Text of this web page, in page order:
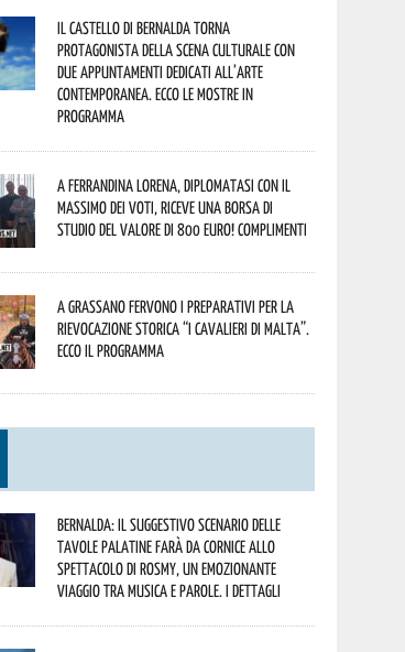
Il Castello di Bernalda torna
protagonista della scena culturale con
due appuntamenti dedicati all’arte
contemporanea. Ecco le mostre in
programma
A Ferrandina Lorena, diplomatasi con il
massimo dei voti, riceve una borsa di
studio del valore di 800 euro! Complimenti
A Grassano fervono i preparativi per la
Rievocazione Storica “I CAVALIERI DI MALTA”.
Ecco il programma
Bernalda: il suggestivo scenario delle
Tavole Palatine farà da cornice allo
spettacolo di Rosmy, un emozionante
viaggio tra musica e parole. I dettagli